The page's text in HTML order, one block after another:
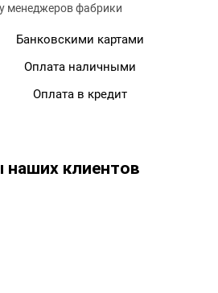
менеджеров фабрики
Банковскими картами
Оплата наличными
Оплата в кредит
наших клиентов